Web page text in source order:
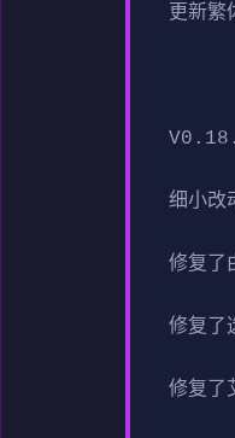
更新繁
细小改
修复了
修复了
修复了